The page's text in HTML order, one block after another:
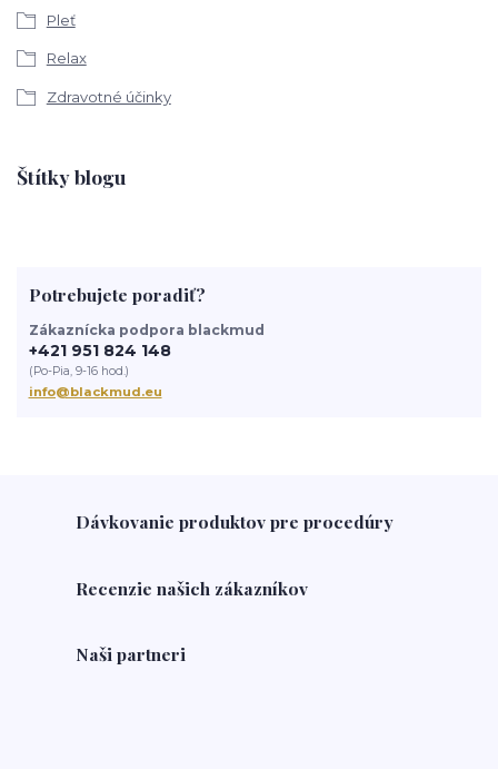
Pleť
Relax
Zdravotné účinky
Štítky blogu
Potrebujete poradiť?
Zákaznícka podpora blackmud
+421 951 824 148
(Po-Pia, 9-16 hod.)
info@blackmud.eu
Dávkovanie produktov pre procedúry
Recenzie našich zákazníkov
Naši partneri